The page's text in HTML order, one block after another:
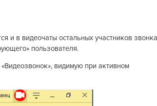
и в видеочаты остальных участников звонка
пользователя.
видимую при активном